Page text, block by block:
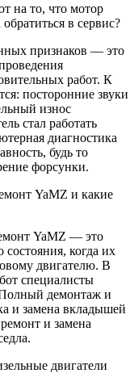
на то, что мотор
в сервис?
признаков — это
работ. К
посторонние звуки
износ
стал работать
диагностика
будь то
форсунки.
YaMZ и какие
YaMZ — это
состояния, когда их
двигателю. В
специалисты
демонтаж и
и замена вкладышей
и замена
двигатели